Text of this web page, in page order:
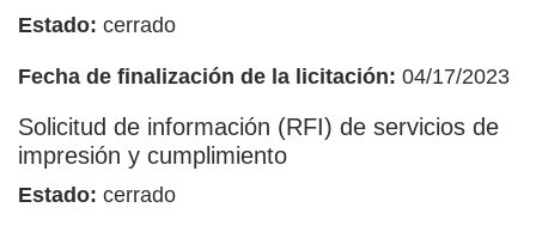
Estado: cerrado
Fecha de finalización de la licitación: 04/17/2023
Solicitud de información (RFI) de servicios de
impresión y cumplimiento
Estado: cerrado